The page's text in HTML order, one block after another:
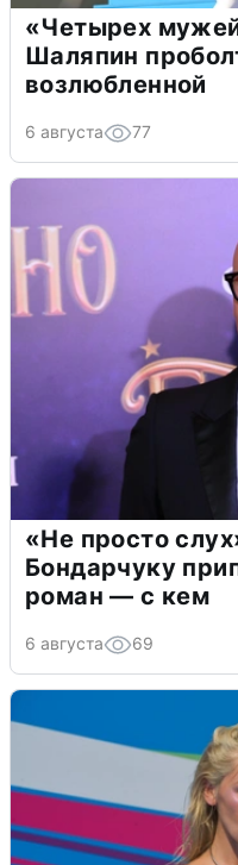
«Четырех
Шаляпин
возлюбленной
6 августа 77
«Не просто
Бондарчуку
роман — с кем
6 августа 69